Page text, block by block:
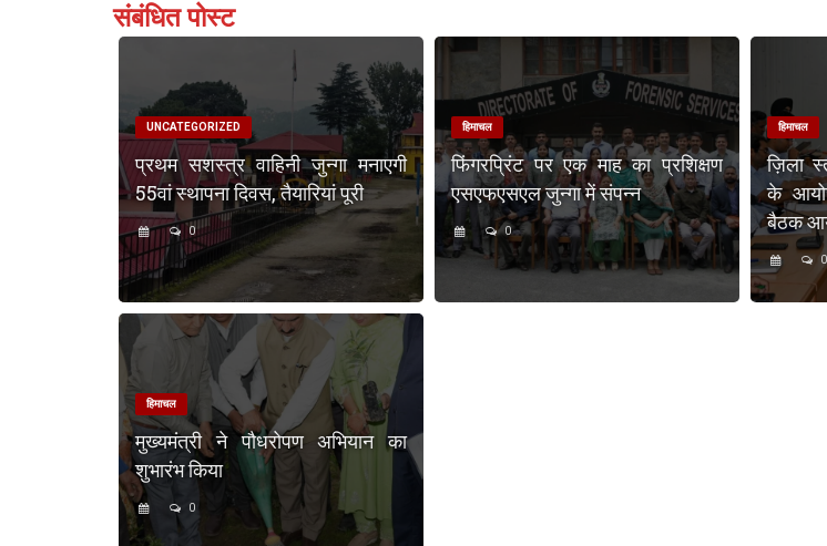
संबंधित पोस्ट
UNCATEGORIZED
प्रथम सशस्त्र वाहिनी जुन्गा मनाएगी
55वां स्थापना दिवस, तैयारियां पूरी
0
हिमाचल
फिंगरप्रिंट पर एक माह का प्रशिक्षण
एसएफएसएल जुन्गा में संपन्न
0
हिमाचल
ज़िला
के
बैठक
0
हिमाचल
मुख्यमंत्री ने पौधरोपण अभियान का
शुभारंभ किया
0